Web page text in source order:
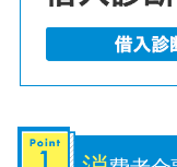
特集ペ